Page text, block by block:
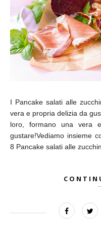
I Pancake salati alle
vera e propria delizia da
loro, formano una vera
gustare!Vediamo insieme
8 Pancake salati alle